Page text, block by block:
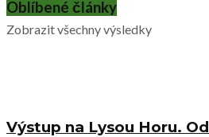
Zobrazit všechny výsledky
Oblíbené články
Výstup na Lysou Horu.